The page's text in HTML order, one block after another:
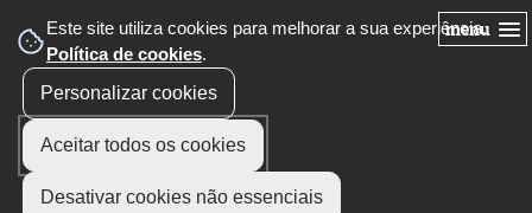
Este site utiliza cookies para melhorar a sua experiência.
Política de cookies.
Personalizar cookies
Aceitar todos os cookies
Desativar cookies não essenciais
menu